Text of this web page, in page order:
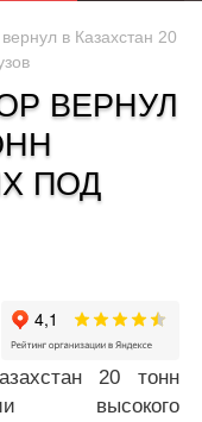
в Казахстан 20
ВЕРНУЛ
ПОД
20 тонн
высокого